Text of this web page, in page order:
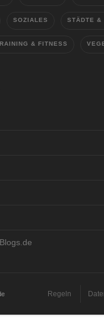
SOZIALES STÄDTE &
& FITNESS
Regeln